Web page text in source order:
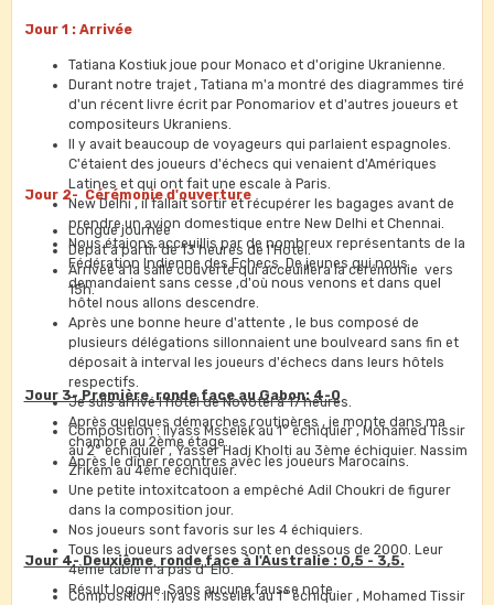
sont inintéressants comme leurs parcours échiquéens.
Jour 1 : Arrivée
Tatiana Kostiuk joue pour Monaco et d'origine Ukranienne.
Durant notre trajet , Tatiana m'a montré des diagrammes tiré
d'un récent livre écrit par Ponomariov et d'autres joueurs et
compositeurs Ukraniens.
Il y avait beaucoup de voyageurs qui parlaient espagnoles.
C'étaient des joueurs d'échecs qui venaient d'Amériques
Latines et qui ont fait une escale à Paris.
New Delhi , il fallait sortir et récupérer les bagages avant de
prendre un avion domestique entre New Delhi et Chennai.
Nous étaions acceuillis par de nombreux représentants de la
Fédération Indienne des Echecs. De jeunes qui nous
demandaient sans cesse ,d'où nous venons et dans quel
hôtel nous allons descendre.
Après une bonne heure d'attente , le bus composé de
plusieurs délégations sillonnaient une boulveard sans fin et
déposait à interval les joueurs d'échecs dans leurs hôtels
respectifs.
Je suis arrivé l'hôtel de Novotel à 17 heures.
Après quelques démarches routinères , je monte dans ma
chambre au 2ème étage.
Après le dîner recontres avec les joueurs Marocains.
Jour 2- Cérémonie d'ouverture
Longue journée
Dépat à partir de 13 heures de l'Hotel.
Arrivéé à la salle couverte qui acceuillera la cérémonie vers
15h.
Jour 3- Première ronde face au Gabon: 4-0
Composition : Ilyass Msselek au 1° échiquier , Mohamed Tissir
au 2° échiquier , Yasser Hadj Kholti au 3ème échiquier. Nassim
Zrikem au 4ème échiquier.
Une petite intoxitcatoon a empêché Adil Choukri de figurer
dans la composition jour.
Nos joueurs sont favoris sur les 4 échiquiers.
Tous les joueurs adverses sont en dessous de 2000. Leur
4ème table n'a pas d' Elo.
Résult logique. Sans aucune fausse note.
Jour 4- Deuxième ronde face à l'Australie : 0,5 - 3,5.
Composition : Ilyass Msselek au 1° échiquier , Mohamed Tissir